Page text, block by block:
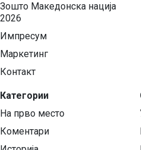
Зошто Македонска нација
2026
Импресум
Маркетинг
Контакт
Категории
На прво место
Коментари